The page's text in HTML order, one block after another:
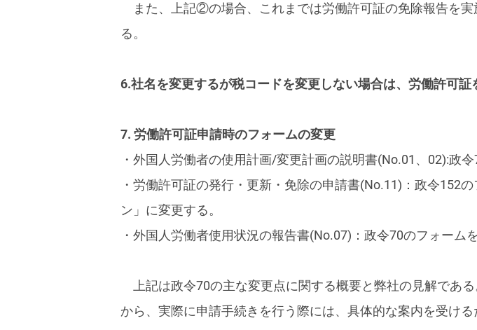
また、上記②の場合、これまでは労働許可証の免除報告を
る。
6.社名を変更するが税コードを変更しない場合は、労働許可証
7. 労働許可証申請時のフォームの変更
・外国人労働者の使用計画/変更計画の説明書(No.01、02):政令
・労働許可証の発行・更新・免除の申請書(No.11)：政令152
ン」に変更する。
・外国人労働者使用状況の報告書(No.07)：政令70のフォーム
上記は政令70の主な変更点に関する概要と弊社の見解であ
から、実際に申請手続きを行う際には、具体的な案内を受け